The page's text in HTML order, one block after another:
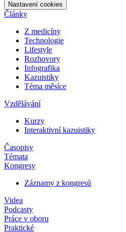
Nastavení cookies
Články
Z medicíny
Technologie
Lifestyle
Rozhovory
Infografika
Kazuistiky
Téma měsíce
Vzdělávání
Kurzy
Interaktivní kazuistiky
Časopisy
Témata
Kongresy
Záznamy z kongresů
Videa
Podcasty
Práce v oboru
Praktické